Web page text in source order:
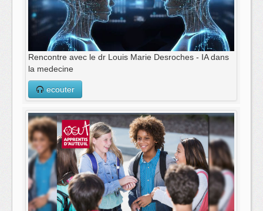
Rencontre avec le dr Louis Marie Desroches - IA dans
la medecine
ecouter